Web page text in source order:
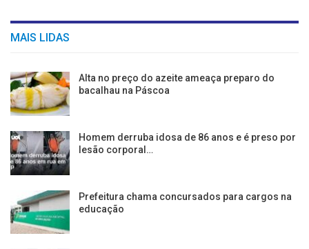
MAIS LIDAS
Alta no preço do azeite ameaça preparo do
bacalhau na Páscoa
Homem derruba idosa de 86 anos e é preso por
lesão corporal…
Prefeitura chama concursados para cargos na
educação